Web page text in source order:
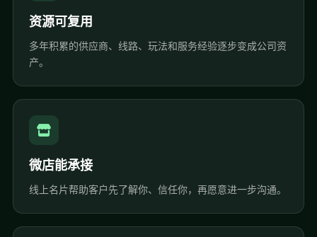
资源可复用
多年积累的供应商、线路、玩法和服务经验逐步变成公司资
产。
微店能承接
线上名片帮助客户先了解你、信任你，再愿意进一步沟通。